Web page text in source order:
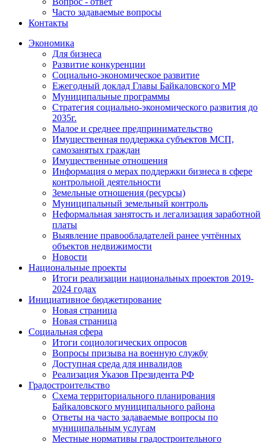
Часто задаваемые вопросы
Контакты
Экономика
Для бизнеса
Развитие конкуренции
Социально-экономическое развитие
Ежегодный доклад Главы Байкаловского МР
Муниципальные программы
Стратегия социально-экономического развития до
2035г.
Малое и среднее предпринимательство
Имущественная поддержка субъектов МСП,
самозанятых граждан
Имущественные отношения
Информация о мерах поддержки бизнеса в сфере
контрольной деятельности
Земельные отношения (ресурсы)
Муниципальный земельный контроль
Неформальная занятость и легализация заработной
платы
Выявление правообладателей ранее учтённых
объектов недвижимости
Новости
Национальные проекты
Итоги реализации национальных проектов 2019-
2024 годах
Инициативное бюджетирование
Новая страница
Новая страница
Социальная сфера
Итоги социологических опросов
Вопросы призыва на военную службу
Доступная среда для инвалидов
Реализация Указов Президента РФ
Градостроительство
Схема территориального планирования
Байкаловского муниципального района
Ответы на часто задаваемые вопросы по
муниципальным услугам
Местные нормативы градостроительного